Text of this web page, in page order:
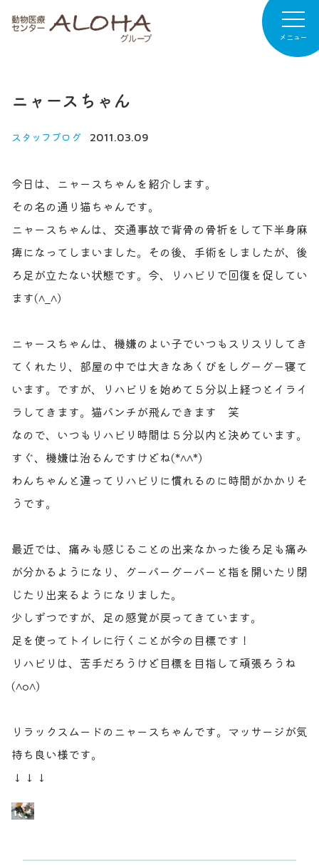
メニュー
病院紹介
専門診療
お知らせ
病院日記
リクルート
ニャースちゃん
スタッフブログ 2011.03.09
今日は、ニャースちゃんを紹介します。
その名の通り猫ちゃんです。
ニャースちゃんは、交通事故で背骨の骨折をして下半身麻
痺になってしまいました。その後、手術をしましたが、後
ろ足が立たない状態です。今、リハビリで回復を促してい
ます(^_^)
ニャースちゃんは、機嫌のよい子でいつもスリスリしてき
てくれたり、部屋の中では大きなあくびをしグーグー寝て
います。ですが、リハビリを始めて５分以上経つとイライ
ラしてきます。猫パンチが飛んできます 笑
なので、いつもリハビリ時間は５分以内と決めています。
すぐ、機嫌は治るんですけどね(*^^*)
わんちゃんと違ってリハビリに慣れるのに時間がかかりそ
うです。
最近では、痛みも感じることの出来なかった後ろ足も痛み
が分かるようになり、グーパーグーパーと指を開いたり閉
じたり出来るようになりました。
少しずつですが、足の感覚が戻ってきています。
足を使ってトイレに行くことが今の目標です！
リハビリは、苦手だろうけど目標を目指して頑張ろうね
(^o^)
リラックスムードのニャースちゃんです。マッサージが気
持ち良い様です。
↓↓↓